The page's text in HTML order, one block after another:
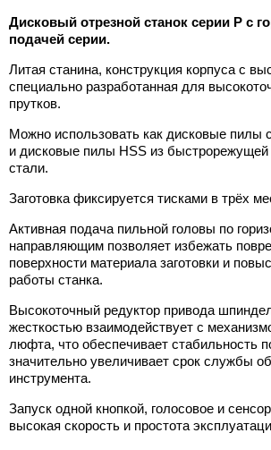
Дисковый отрезной станок серии P с
подачей серии.
Литая станина, конструкция корпуса с
специально разработанная для
прутков.
Можно использовать как дисковые пилы
и дисковые пилы HSS из быстрорежущей
стали.
Заготовка фиксируется тисками в трёх
Активная подача пильной головы по
направляющим позволяет избежать
поверхности материала заготовки и
работы станка.
Высокоточный редуктор привода
жесткостью взаимодействует с
люфта, что обеспечивает стабильность
значительно увеличивает срок службы
инструмента.
Запуск одной кнопкой, голосовое и
высокая скорость и простота